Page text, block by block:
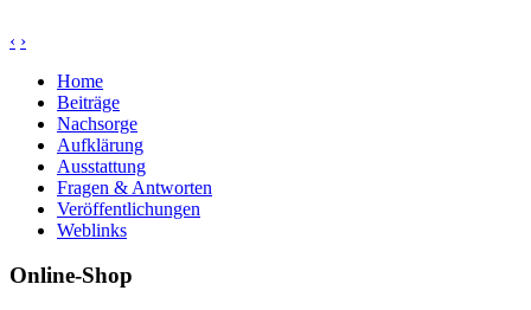
‹ ›
Home
Beiträge
Nachsorge
Aufklärung
Ausstattung
Fragen & Antworten
Veröffentlichungen
Weblinks
Online-Shop